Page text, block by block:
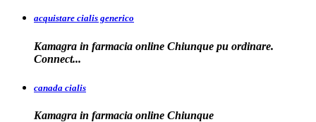
acquistare cialis generico
Kamagra in farmacia online Chiunque pu ordinare.
Connect...
canada cialis
Kamagra in farmacia online Chiunque